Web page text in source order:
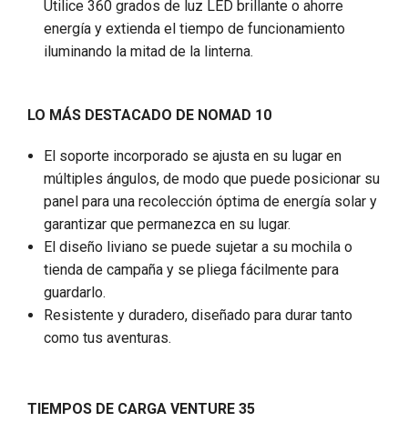
Utilice 360 ​​grados de luz LED brillante o ahorre
energía y extienda el tiempo de funcionamiento
iluminando la mitad de la linterna.
LO MÁS DESTACADO DE NOMAD 10
El soporte incorporado se ajusta en su lugar en
múltiples ángulos, de modo que puede posicionar su
panel para una recolección óptima de energía solar y
garantizar que permanezca en su lugar.
El diseño liviano se puede sujetar a su mochila o
tienda de campaña y se pliega fácilmente para
guardarlo.
Resistente y duradero, diseñado para durar tanto
como tus aventuras.
TIEMPOS DE CARGA VENTURE 35